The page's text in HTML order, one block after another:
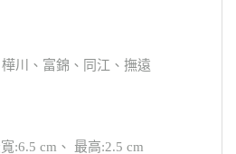
川、富錦、同江、撫遠
:6.5 cm、 最高:2.5 cm